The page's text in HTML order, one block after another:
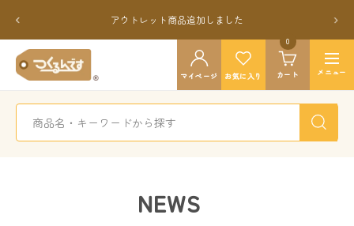
テ
戻
る
アウトレット商品追加しました
次
へ
つ
く
ん
す
マイページ お気に入り カート
0
ナ
ビ
ゲ
シ
メニュー
NEWS